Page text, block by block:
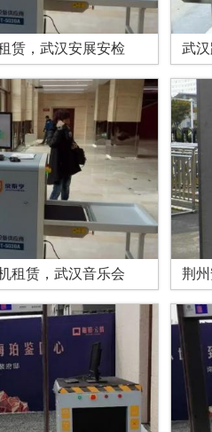
赁，武汉安展安检 武
租赁，武汉音乐会 荆